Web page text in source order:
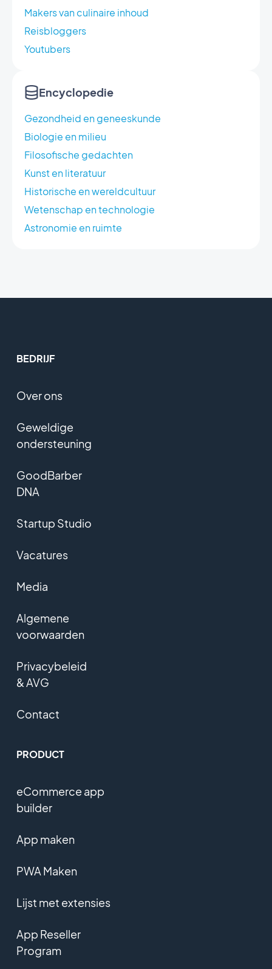
Makers van culinaire inhoud
Reisbloggers
Youtubers
Encyclopedie
Gezondheid en geneeskunde
Biologie en milieu
Filosofische gedachten
Kunst en literatuur
Historische en wereldcultuur
Wetenschap en technologie
Astronomie en ruimte
BEDRIJF
Over ons
Geweldige
ondersteuning
GoodBarber
DNA
Startup Studio
Vacatures
Media
Algemene
voorwaarden
Privacybeleid
& AVG
Contact
PRODUCT
eCommerce app
builder
App maken
PWA Maken
Lijst met extensies
App Reseller
Program